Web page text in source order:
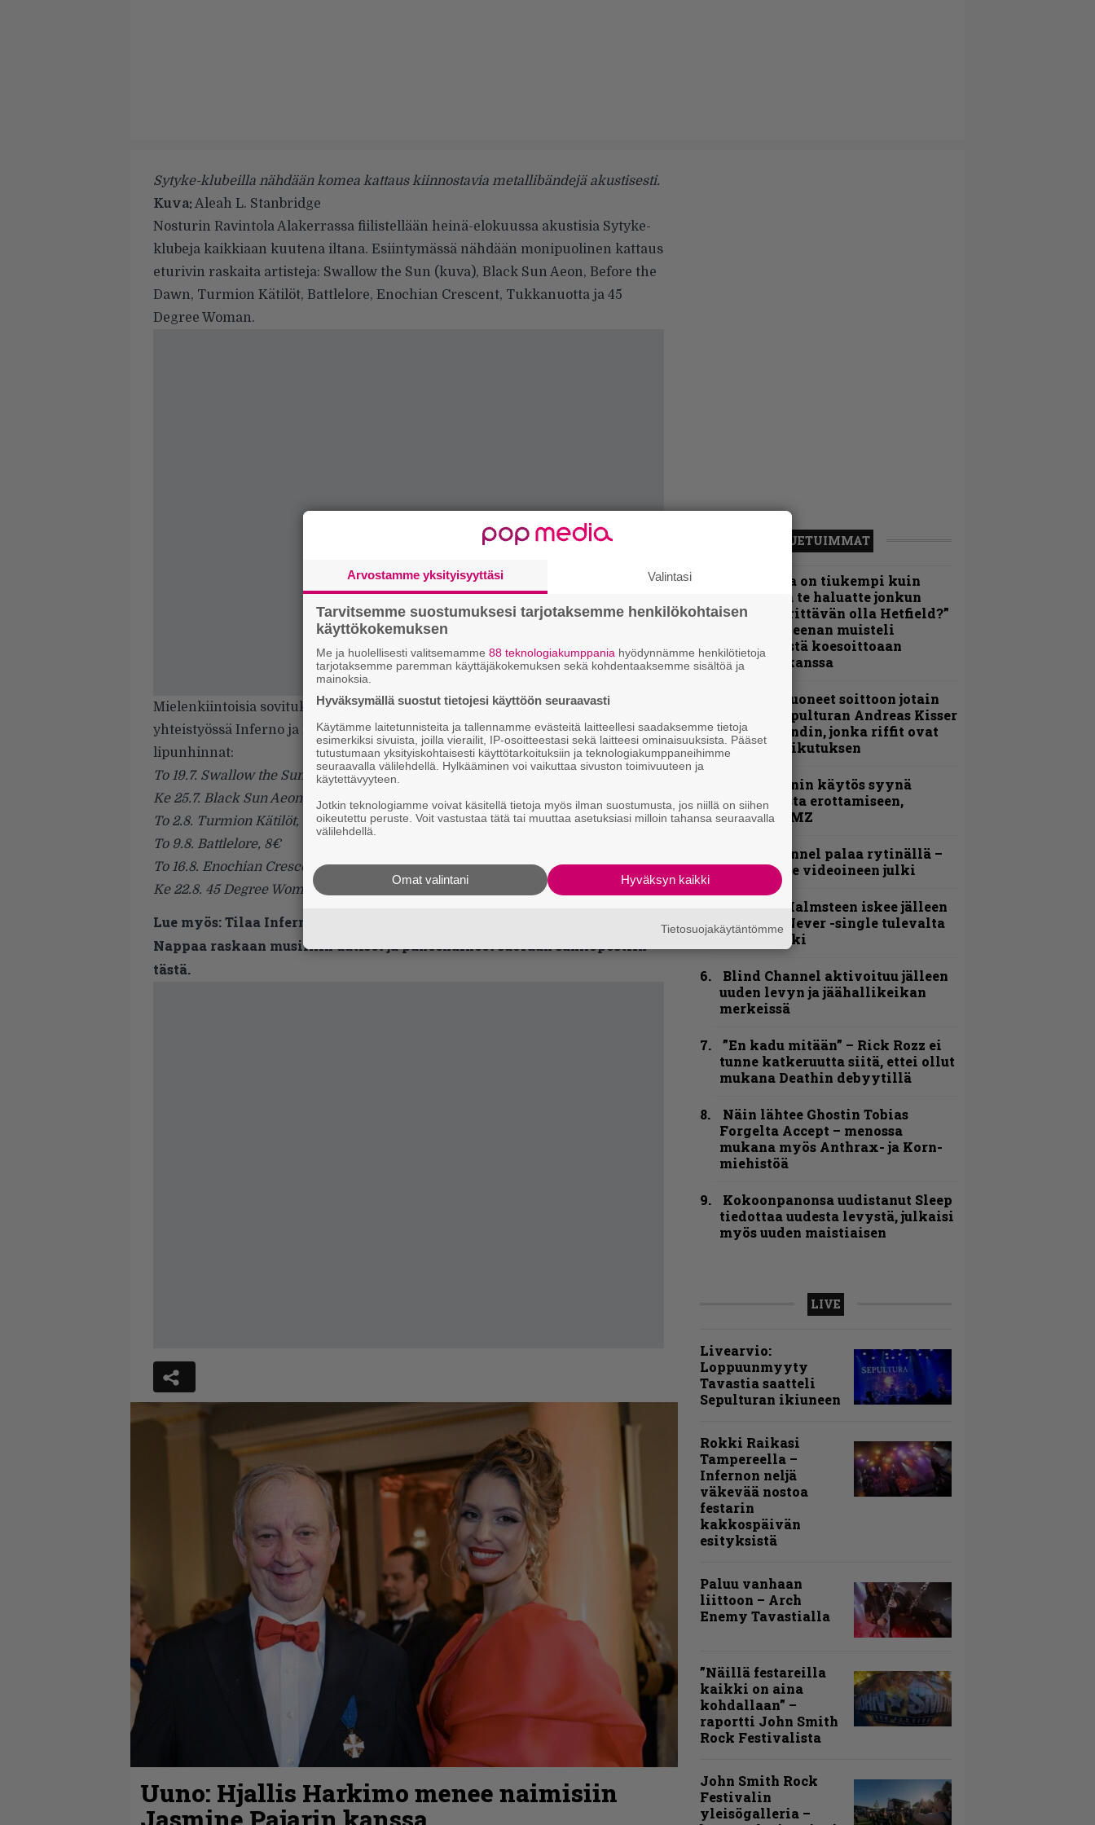
Sytyke-klubeilla nähdään komea kattaus kiinnostavia metallibändejä akustisesti.
Kuva: Aleah L. Stanbridge
Nosturin Ravintola Alakerrassa fiilistellään heinä-elokuussa akustisia Sytyke-
klubeja kaikkiaan kuutena iltana. Esiintymässä nähdään monipuolinen kattaus
eturivin raskaita artisteja: Swallow the Sun (kuva), Black Sun Aeon, Before the
Dawn, Turmion Kätilöt, Battlelore, Enochian Crescent, Tukkanuotta ja 45
Degree Woman.
Mielenkiintoisia sovituksia ja tunnelmia tarjoavien Sytyke-klubien takana ovat
yhteistyössä Inferno ja Elmu. Ikäraja on K18. Tarkat päivät, esiintyjät ja
lipunhinnat:
To 19.7. Swallow the Sun, 12€
Ke 25.7. Black Sun Aeon, Before the Dawn, 10€
To 2.8. Turmion Kätilöt, 12€
To 9.8. Battlelore, 8€
To 16.8. Enochian Crescent, Tukkanuotta, 10€
Ke 22.8. 45 Degree Woman, 8€
Lue myös:Tilaa Infernon uutiskirje ja tiedät mistä kahvitauolla puhutaan!
Nappaa raskaan musiikin uutiset ja puheenaiheet suoraan sähköpostiin
tästä.
Uuno: Hjallis Harkimo menee naimisiin
LUETUIMMAT
”Metallica on tiukempi kuin
koskaan ja te haluatte jonkun
nulikan yrittävän olla Hetfield?”
– Pepper Keenan muisteli
ensimmäistä koesoittoaan
hevijätin kanssa
”He ovat tuoneet soittoon jotain
uutta” – Sepulturan Andreas Kisser
nimeää bändin, jonka riffit ovat
tehneet vaikutuksen
Sid Wilsonin käytös syynä
Slipknotista erottamiseen,
raportoi TMZ
Blind Channel palaa rytinällä –
tuplasingle videoineen julki
Yngwie Malmsteen iskee jälleen
– Now or Never -single tulevalta
levyltä julki
Blind Channel aktivoituu jälleen
uuden levyn ja jäähallikeikan
merkeissä
”En kadu mitään” – Rick Rozz ei
tunne katkeruutta siitä, ettei ollut
mukana Deathin debyytillä
Näin lähtee Ghostin Tobias
Forgelta Accept – menossa
mukana myös Anthrax- ja Korn-
miehistöä
Kokoonpanonsa uudistanut Sleep
tiedottaa uudesta levystä, julkaisi
myös uuden maistiaisen
LIVE
Livearvio:
Loppuunmyyty
Tavastia saatteli
Sepulturan ikiuneen
Rokki Raikasi
Tampereella –
Infernon neljä
väkevää nostoa
festarin
kakkospäivän
esityksistä
Paluu vanhaan
liittoon – Arch
Enemy Tavastialla
”Näillä festareilla
kaikki on aina
kohdallaan” –
raportti John Smith
Rock Festivalista
John Smith Rock
Festivalin
yleisögalleria –
Arvostamme yksityisyyttäsi Valintasi
Tarvitsemme suostumuksesi tarjotaksemme henkilökohtaisen
käyttökokemuksen
Me ja huolellisesti valitsemamme 88 teknologiakumppania hyödynnämme henkilötietoja
tarjotaksemme paremman käyttäjäkokemuksen sekä kohdentaaksemme sisältöä ja
mainoksia.
Hyväksymällä suostut tietojesi käyttöön seuraavasti
Käytämme laitetunnisteita ja tallennamme evästeitä laitteellesi saadaksemme tietoja
esimerkiksi sivuista, joilla vierailit, IP-osoitteestasi sekä laitteesi ominaisuuksista. Pääset
tutustumaan yksityiskohtaisesti käyttötarkoituksiin ja teknologiakumppaneihimme
seuraavalla välilehdellä. Hylkääminen voi vaikuttaa sivuston toimivuuteen ja
käytettävyyteen.
Jotkin teknologiamme voivat käsitellä tietoja myös ilman suostumusta, jos niillä on siihen
oikeutettu peruste. Voit vastustaa tätä tai muuttaa asetuksiasi milloin tahansa seuraavalla
välilehdellä.
Hyväksyn kaikki
Omat valintani
Tietosuojakäytäntömme